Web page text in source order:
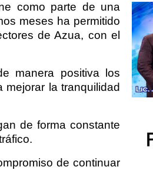
como parte de una
meses ha permitido
de Azua, con el
manera positiva los
la tranquilidad
de forma constante
de continuar